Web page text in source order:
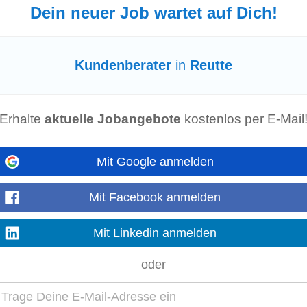
wir unseren Kunden ein vertrauensvolles Verkaufserlebnis. Als
und...
Choose Pace! Choose Growth! In unseren Filialen bieten wir unseren
Beratungsgespräche...
Mehr anzeigen
Jobs in Reutte:
Dein neuer Job wartet auf Dich!
Kundenberater in Reutte
Erhalte aktuelle Jobangebote kostenlos per E-Mail!
Mit Google anmelden
Mit Facebook anmelden
Mit Linkedin anmelden
oder